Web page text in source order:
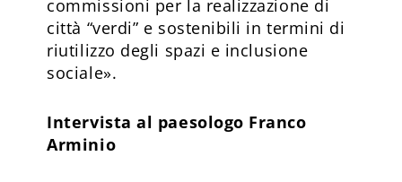
commissioni per la realizzazione di
città “verdi” e sostenibili in termini di
riutilizzo degli spazi e inclusione
sociale».
Intervista al paesologo Franco
Arminio